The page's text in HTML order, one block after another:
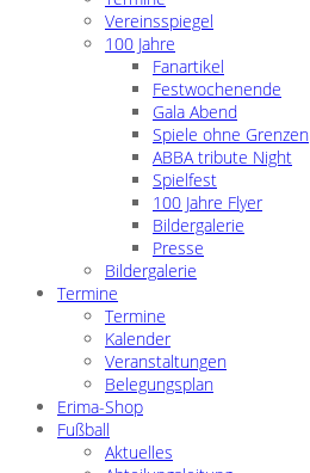
Vereinsspiegel
100 Jahre
Fanartikel
Festwochenende
Gala Abend
Spiele ohne Grenzen
ABBA tribute Night
Spielfest
100 Jahre Flyer
Bildergalerie
Presse
Bildergalerie
Termine
Termine
Kalender
Veranstaltungen
Belegungsplan
Erima-Shop
Fußball
Aktuelles